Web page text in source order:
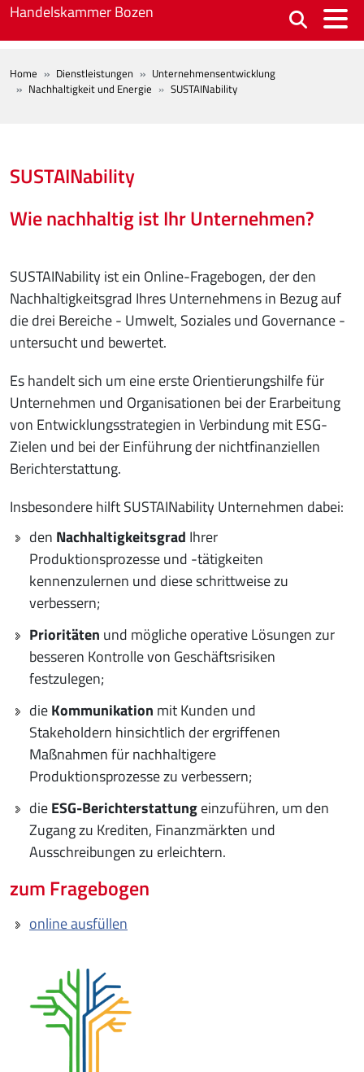
Skip to main content
Handelskammer Bozen
BREADCRUMB
Home Dienstleistungen
Unternehmensentwicklung
Nachhaltigkeit und Energie
SUSTAINability
SUSTAINability
Wie nachhaltig ist Ihr Unternehmen?
SUSTAINability ist ein Online-Fragebogen, der den
Nachhaltigkeitsgrad Ihres Unternehmens in Bezug auf
die drei Bereiche - Umwelt, Soziales und Governance -
untersucht und bewertet.
Es handelt sich um eine erste Orientierungshilfe für
Unternehmen und Organisationen bei der Erarbeitung
von Entwicklungsstrategien in Verbindung mit ESG-
Zielen und bei der Einführung der nichtfinanziellen
Berichterstattung.
Insbesondere hilft SUSTAINability Unternehmen dabei:
den Nachhaltigkeitsgrad Ihrer
Produktionsprozesse und -tätigkeiten
kennenzulernen und diese schrittweise zu
verbessern;
Prioritäten und mögliche operative Lösungen zur
besseren Kontrolle von Geschäftsrisiken
festzulegen;
dieKommunikation mit Kunden und
Stakeholdern hinsichtlich der ergriffenen
Maßnahmen für nachhaltigere
Produktionsprozesse zu verbessern;
dieESG-Berichterstattungeinzuführen, um den
Zugang zu Krediten, Finanzmärkten und
Ausschreibungen zu erleichtern.
zum Fragebogen
online ausfüllen